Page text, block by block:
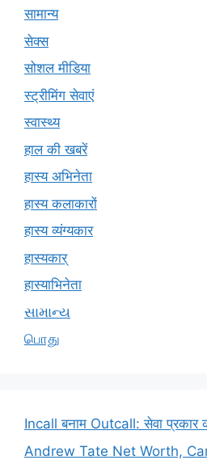
सामान्य
सेक्स
सोशल मीडिया
स्ट्रीमिंग सेवाएं
स्वास्थ्य
हाल की खबरें
हास्य अभिनेता
हास्य कलाकारों
हास्य व्यंग्यकार
हास्यकार्
हास्याभिनेता
સામાન્ય
பொது
Incall बनाम Outcall: सेवा प्रकार
Andrew Tate Net Worth,